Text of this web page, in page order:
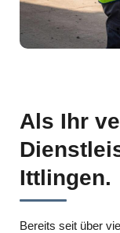
Als Ihr
Ittlingen.
Bereits seit über